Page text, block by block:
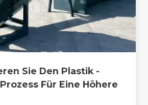
Sie Den Plastik -
Für Eine Höhere